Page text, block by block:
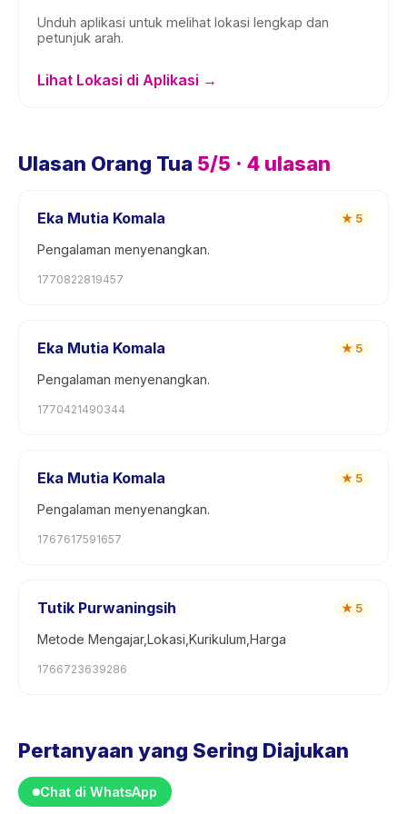
Unduh aplikasi untuk melihat lokasi lengkap dan
petunjuk arah.
Lihat Lokasi di Aplikasi →
Ulasan Orang Tua 5/5 · 4 ulasan
Eka Mutia Komala ★ 5
Pengalaman menyenangkan.
1770822819457
Eka Mutia Komala ★ 5
Pengalaman menyenangkan.
1770421490344
Eka Mutia Komala ★ 5
Pengalaman menyenangkan.
1767617591657
Tutik Purwaningsih ★ 5
Metode Mengajar,Lokasi,Kurikulum,Harga
1766723639286
Pertanyaan yang Sering Diajukan
Chat di WhatsApp